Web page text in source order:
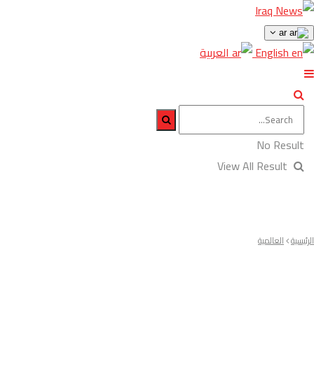
ar
English العربية
No Result
الرئيسية العالمية